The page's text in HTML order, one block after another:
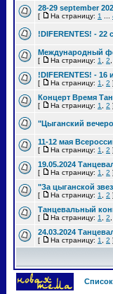
28-29 september
[ На страницу: 1
!DIFERENTES! - 22
Международный
[ На страницу: 1 2
!DIFERENTES! - 16
[ На страницу: 1 2 ]
Концерт Время
[ На страницу: 1 2 ]
"Цыганский
11-12 мая
[ На страницу: 1 2 ]
19.05.2024
[ На страницу: 1 2 ]
"За цыганской
[ На страницу: 1 2 ]
Танцевальный
[ На страницу: 1 2
24.03.2024
[ На страницу: 1 2 ]